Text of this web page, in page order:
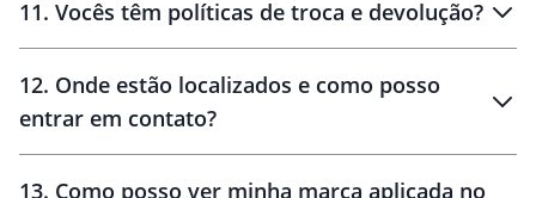
11. Vocês têm políticas de troca e devolução?
30 dias
12. Onde estão localizados e como posso
entrar em contato?
13. Como posso ver minha marca aplicada no